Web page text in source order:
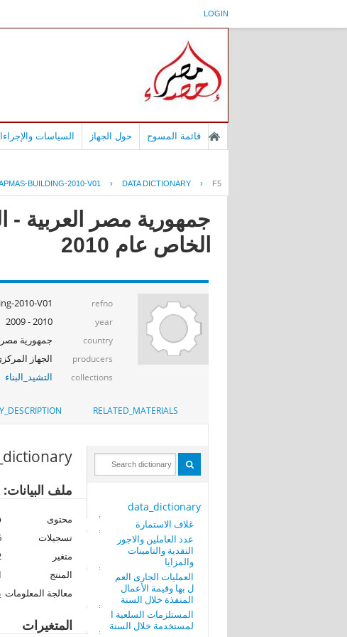
LOGIN
قائمة المسوح حول الجهاز السياسات
BUILDING-2010-V01 › DATA DICTIONARY › F5
جمهورية مصر العربية -
الخاص عام 2010
refno
2010-V01
year
2010 - 2009
country جمهورية مصر
producers الجهاز
collections التشيد_البناء
RELATED_MATERIALS
data_dictionary
غلاف الاستمارة
عدد العاملين والاجور
النقدية والتامينات
والمزايا
العمليات الجارى العم
ل بها وقيمة الأعمال
المنفذة خلال السنة
المستلزمات السلعية ا
لمستخدمة خلال السنة
ملف
محتوى
تسجيلات
متغير
المنتج
معالجة المعلومات
المتغيرات